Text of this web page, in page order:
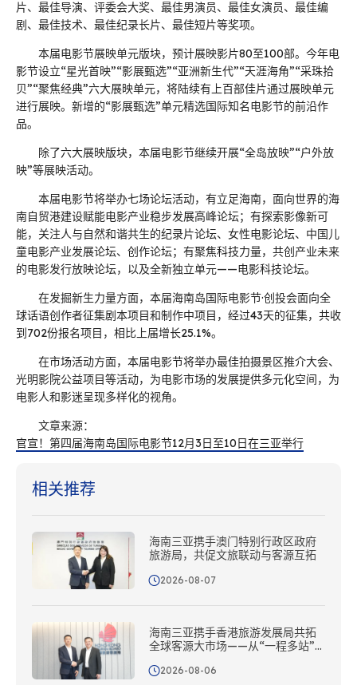
片、最佳导演、评委会大奖、最佳男演员、最佳女演员、最佳编
剧、最佳技术、最佳纪录长片、最佳短片等奖项。
本届电影节展映单元版块，预计展映影片80至100部。今年电
影节设立“星光首映”“影展甄选”“亚洲新生代”“天涯海角”“采珠拾
贝”“聚焦经典”六大展映单元，将陆续有上百部佳片通过展映单元
进行展映。新增的“影展甄选”单元精选国际知名电影节的前沿作
品。
除了六大展映版块，本届电影节继续开展“全岛放映”“户外放
映”等展映活动。
本届电影节将举办七场论坛活动，有立足海南，面向世界的海
南自贸港建设赋能电影产业稳步发展高峰论坛；有探索影像新可
能，关注人与自然和谐共生的纪录片论坛、女性电影论坛、中国儿
童电影产业发展论坛、创作论坛；有聚焦科技力量，共创产业未来
的电影发行放映论坛，以及全新独立单元——电影科技论坛。
在发掘新生力量方面，本届海南岛国际电影节·创投会面向全
球话语创作者征集剧本项目和制作中项目，经过43天的征集，共收
到702份报名项目，相比上届增长25.1%。
在市场活动方面，本届电影节将举办最佳拍摄景区推介大会、
光明影院公益项目等活动，为电影市场的发展提供多元化空间，为
电影人和影迷呈现多样化的视角。
文章来源：
官宣！第四届海南岛国际电影节12月3日至10日在三亚举行
相关推荐
海南三亚携手澳门特别行政区政府
旅游局，共促文旅联动与客源互拓
2026-08-07
海南三亚携手香港旅游发展局共拓
全球客源大市场——从“一程多站”
2026-08-06